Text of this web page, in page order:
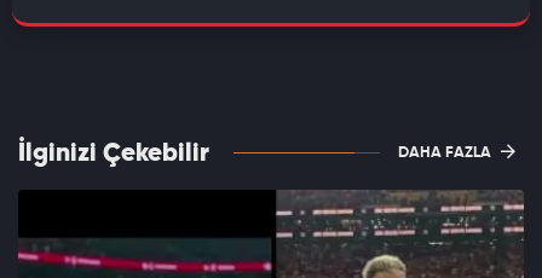
İlginizi Çekebilir DAHA FAZLA